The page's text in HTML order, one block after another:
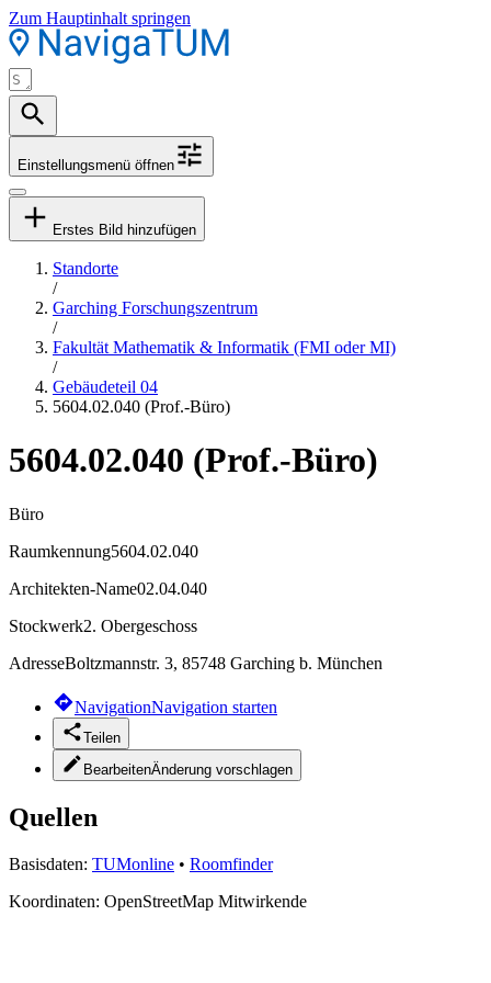
Zum Hauptinhalt springen
Einstellungsmenü öffnen
Erstes Bild hinzufügen
Standorte
/
Garching Forschungszentrum
/
Fakultät Mathematik & Informatik (FMI oder MI)
/
Gebäudeteil 04
5604.02.040 (Prof.-Büro)
5604.02.040 (Prof.-Büro)
Büro
Raumkennung5604.02.040
Architekten-Name02.04.040
Stockwerk2. Obergeschoss
AdresseBoltzmannstr. 3, 85748 Garching b. München
NavigationNavigation starten
Teilen
BearbeitenÄnderung vorschlagen
Quellen
Basisdaten: TUMonline • Roomfinder
Koordinaten: OpenStreetMap Mitwirkende